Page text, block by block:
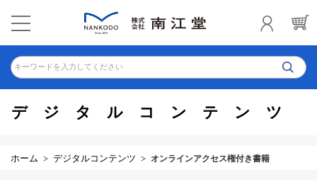
キーワードを入力してください
デジタルコンテンツ
ホーム デジタルコンテンツ オンラインアクセス権付き書籍